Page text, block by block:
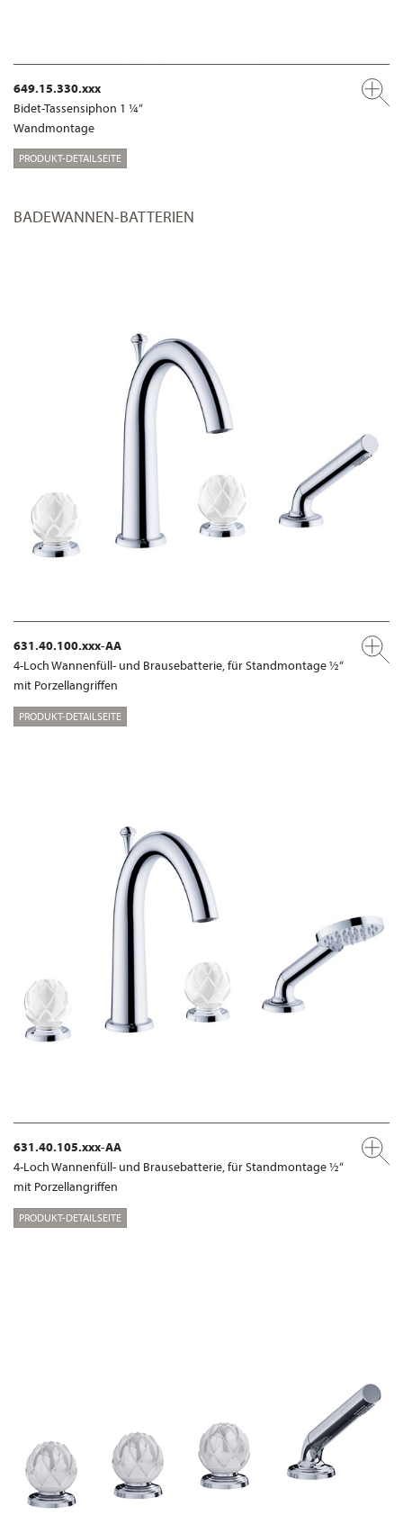
649.15.330.xxx
Bidet-Tassensiphon 1 ¼“
Wandmontage
PRODUKT-DETAILSEITE
BADEWANNEN-BATTERIEN
631.40.100.xxx-AA
4-Loch Wannenfüll- und Brausebatterie, für Standmontage ½“
mit Porzellangriffen
PRODUKT-DETAILSEITE
631.40.105.xxx-AA
4-Loch Wannenfüll- und Brausebatterie, für Standmontage ½“
mit Porzellangriffen
PRODUKT-DETAILSEITE